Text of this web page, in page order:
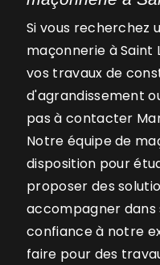
Si vous recherchez
maçonnerie à Saint
vos travaux de
d'agrandissement
pas à contacter
Notre équipe de
disposition pour
proposer des
accompagner dans
confiance à notre
faire pour des